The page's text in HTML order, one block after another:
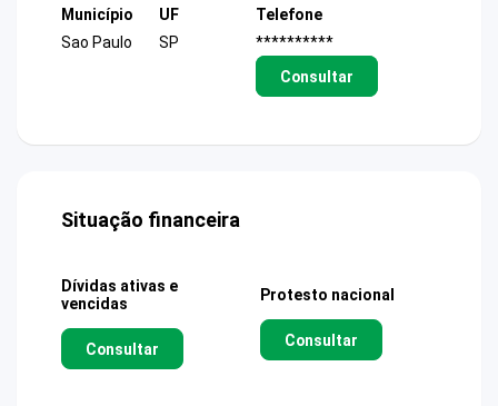
Município
Sao Paulo
UF
SP
Telefone
**********
Consultar
Situação financeira
Dívidas ativas e
vencidas
Consultar
Protesto nacional
Consultar